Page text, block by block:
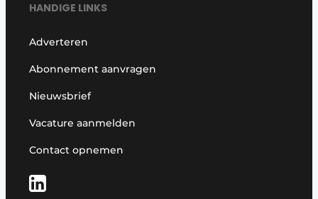
HANDIGE LINKS
Adverteren
Abonnement aanvragen
Nieuwsbrief
Vacature aanmelden
Contact opnemen